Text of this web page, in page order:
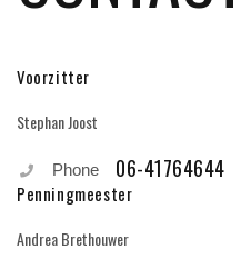
Voorzitter
Stephan Joost
Phone 06-41764644
Penningmeester
Andrea Brethouwer